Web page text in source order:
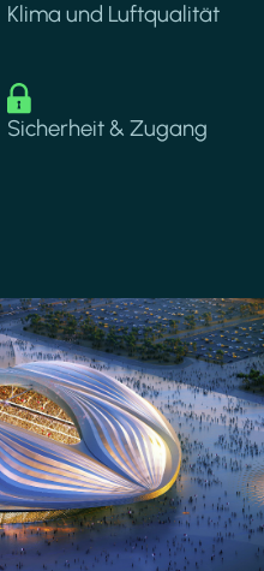
Klima und Luftqualität
Image
Sicherheit & Zugang